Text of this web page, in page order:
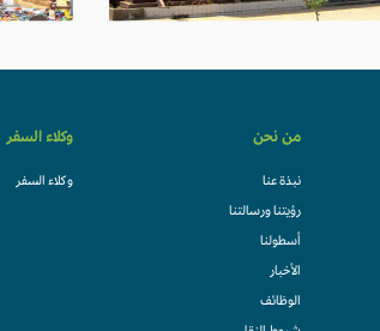
من نحن
نبذة عنا
رؤيتنا ورسالتنا
أسطولنا
الأخبار
الوظائف
وكلاء السفر
وكلاء السفر